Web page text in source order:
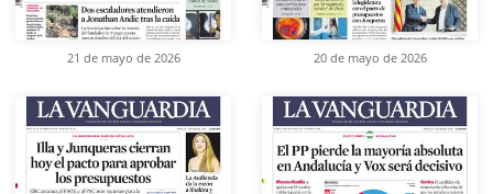
21 de mayo de 2026 20 de mayo de 2026